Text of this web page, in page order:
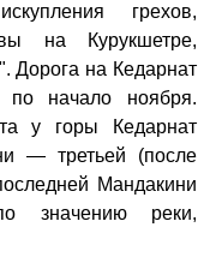
грехов,
на Курукшетре,
Дорога на Кедарнат
начало ноября.
у горы Кедарнат
— третьей (после
Мандакини
значению реки,